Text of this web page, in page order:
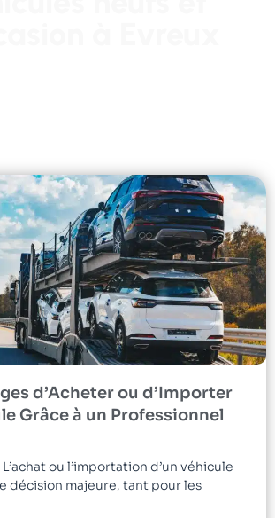
d’Acheter ou d’Importer
Grâce à un Professionnel
ou l’importation d’un véhicule
décision majeure, tant pour les